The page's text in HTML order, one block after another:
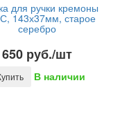
для ручки кремоны
143х37мм, старое
серебро
650 руб./шт
В наличии